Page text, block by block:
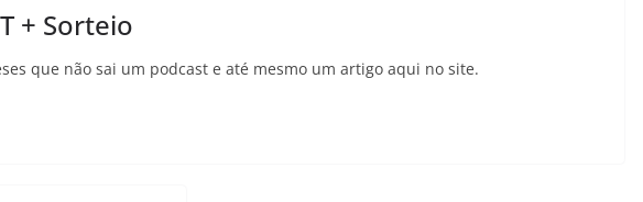
+ Sorteio
que não sai um podcast e até mesmo um artigo aqui no site.